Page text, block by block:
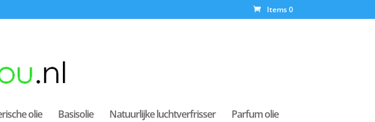
Items 0
olie Basisolie Natuurlijke luchtverfrisser Parfum olie